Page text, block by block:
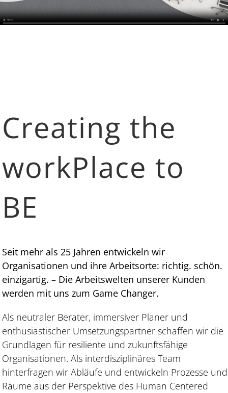
Creating the
workPlace to
BE
Seit mehr als 25 Jahren entwickeln wir
Organisationen und ihre Arbeitsorte: richtig. schön.
einzigartig. – Die Arbeitswelten unserer Kunden
werden mit uns zum Game Changer.
Als neutraler Berater, immersiver Planer und
enthusiastischer Umsetzungspartner schaffen wir die
Grundlagen für resiliente und zukunftsfähige
Organisationen. Als interdisziplinäres Team
hinterfragen wir Abläufe und entwickeln Prozesse und
Räume aus der Perspektive des Human Centered